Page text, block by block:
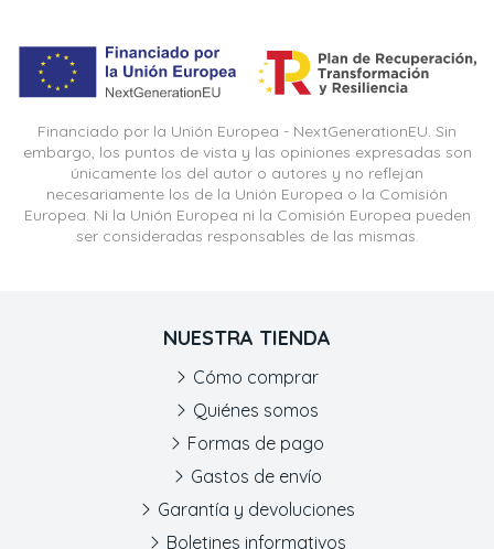
Financiado por la Unión Europea - NextGenerationEU. Sin
embargo, los puntos de vista y las opiniones expresadas son
únicamente los del autor o autores y no reflejan
necesariamente los de la Unión Europea o la Comisión
Europea. Ni la Unión Europea ni la Comisión Europea pueden
ser consideradas responsables de las mismas.
NUESTRA TIENDA
Cómo comprar
Quiénes somos
Formas de pago
Gastos de envío
Garantía y devoluciones
Boletines informativos